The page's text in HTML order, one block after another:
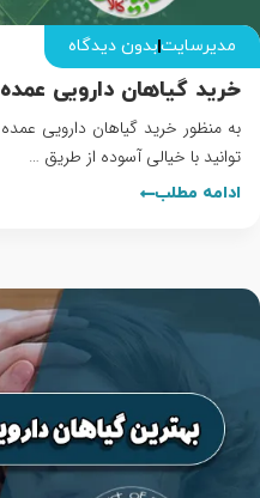
مدیرسایتبدون دیدگاه
خرید گیاهان دارویی عمده
توانید با خیالی آسوده از طریق …
ادامه مطلب